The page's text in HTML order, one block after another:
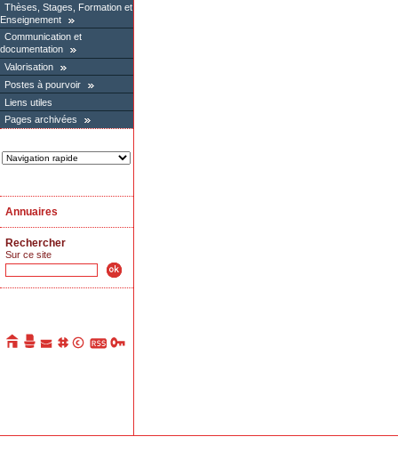
Thèses, Stages, Formation et
Enseignement
Communication et
documentation
Valorisation
Postes à pourvoir
Liens utiles
Pages archivées
Annuaires
Rechercher
Sur ce site